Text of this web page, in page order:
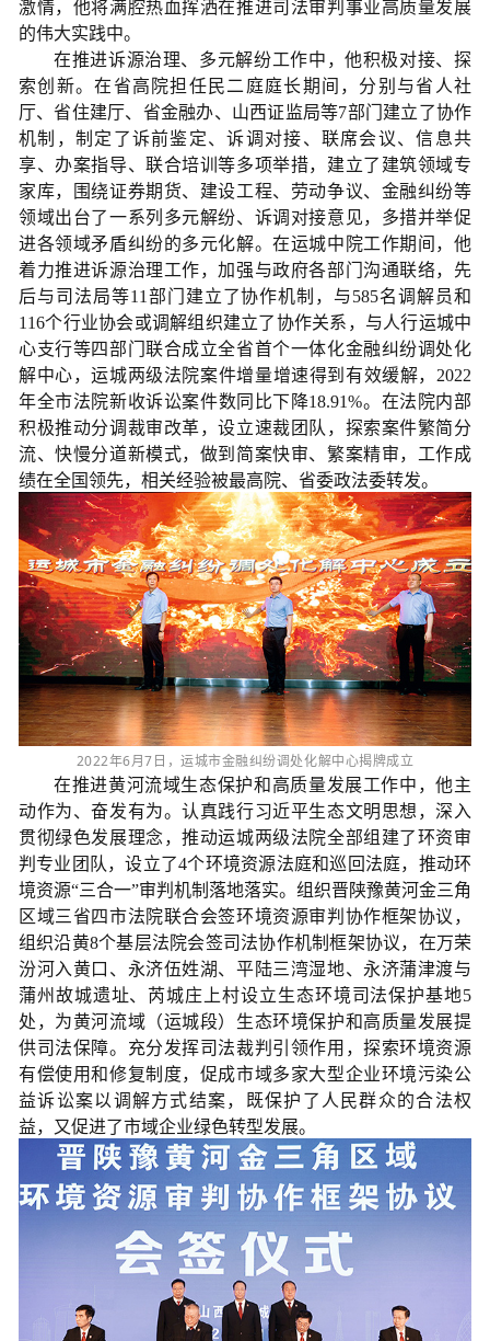
激情，他将满腔热血挥洒在推进司法审判事业高质量发展
的伟大实践中。
在推进诉源治理、多元解纷工作中，他积极对接、探
索创新。在省高院担任民二庭庭长期间，分别与省人社
厅、省住建厅、省金融办、山西证监局等7部门建立了协作
机制，制定了诉前鉴定、诉调对接、联席会议、信息共
享、办案指导、联合培训等多项举措，建立了建筑领域专
家库，围绕证券期货、建设工程、劳动争议、金融纠纷等
领域出台了一系列多元解纷、诉调对接意见，多措并举促
进各领域矛盾纠纷的多元化解。在运城中院工作期间，他
着力推进诉源治理工作，加强与政府各部门沟通联络，先
后与司法局等11部门建立了协作机制，与585名调解员和
116个行业协会或调解组织建立了协作关系，与人行运城中
心支行等四部门联合成立全省首个一体化金融纠纷调处化
解中心，运城两级法院案件增量增速得到有效缓解，2022
年全市法院新收诉讼案件数同比下降18.91%。在法院内部
积极推动分调裁审改革，设立速裁团队，探索案件繁简分
流、快慢分道新模式，做到简案快审、繁案精审，工作成
绩在全国领先，相关经验被最高院、省委政法委转发。
2022年6月7日，运城市金融纠纷调处化解中心揭牌成立
在推进黄河流域生态保护和高质量发展工作中，他主
动作为、奋发有为。认真践行习近平生态文明思想，深入
贯彻绿色发展理念，推动运城两级法院全部组建了环资审
判专业团队，设立了4个环境资源法庭和巡回法庭，推动环
境资源“三合一”审判机制落地落实。组织晋陕豫黄河金三角
区域三省四市法院联合会签环境资源审判协作框架协议，
组织沿黄8个基层法院会签司法协作机制框架协议，在万荣
汾河入黄口、永济伍姓湖、平陆三湾湿地、永济蒲津渡与
蒲州故城遗址、芮城庄上村设立生态环境司法保护基地5
处，为黄河流域（运城段）生态环境保护和高质量发展提
供司法保障。充分发挥司法裁判引领作用，探索环境资源
有偿使用和修复制度，促成市域多家大型企业环境污染公
益诉讼案以调解方式结案，既保护了人民群众的合法权
益，又促进了市域企业绿色转型发展。